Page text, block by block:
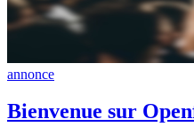
annonce
Bienvenue sur